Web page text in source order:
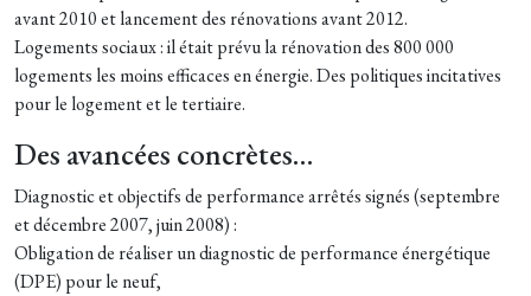
avant 2010 et lancement des rénovations avant 2012.
Logements sociaux : il était prévu la rénovation des 800 000
logements les moins efficaces en énergie. Des politiques incitatives
pour le logement et le tertiaire.
Des avancées concrètes…
Diagnostic et objectifs de performance arrêtés signés (septembre
et décembre 2007, juin 2008) :
Obligation de réaliser un diagnostic de performance énergétique
(DPE) pour le neuf,